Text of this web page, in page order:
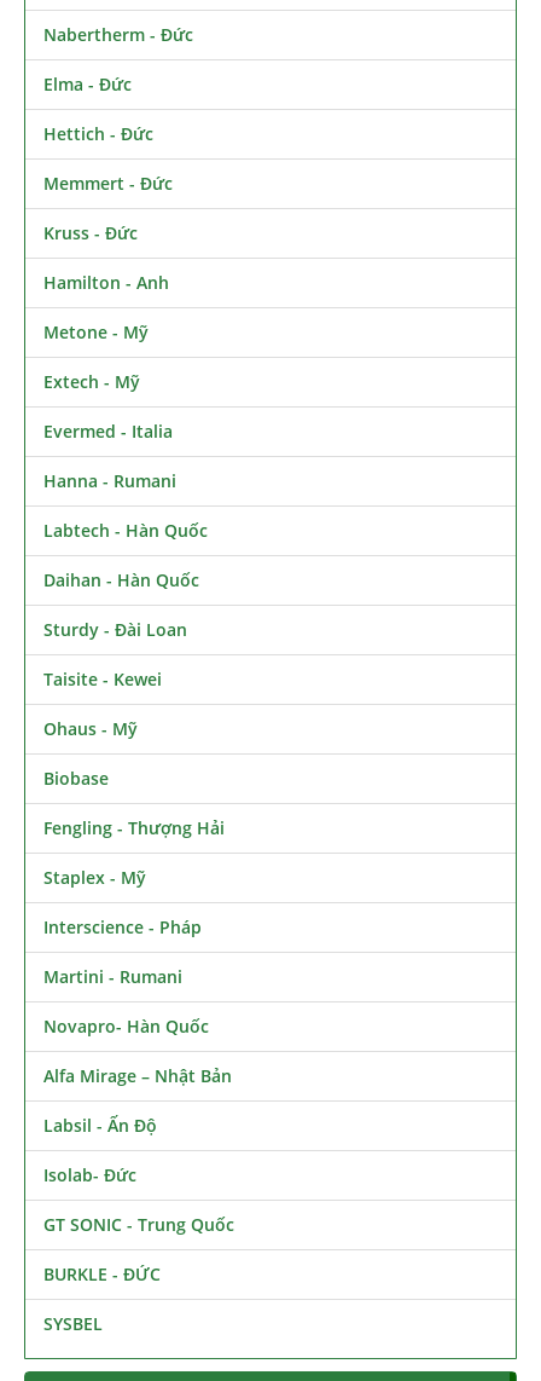
Nabertherm - Đức
Elma - Đức
Hettich - Đức
Memmert - Đức
Kruss - Đức
Hamilton - Anh
Metone - Mỹ
Extech - Mỹ
Evermed - Italia
Hanna - Rumani
Labtech - Hàn Quốc
Daihan - Hàn Quốc
Sturdy - Đài Loan
Taisite - Kewei
Ohaus - Mỹ
Biobase
Fengling - Thượng Hải
Staplex - Mỹ
Interscience - Pháp
Martini - Rumani
Novapro- Hàn Quốc
Alfa Mirage – Nhật Bản
Labsil - Ấn Độ
Isolab- Đức
GT SONIC - Trung Quốc
BURKLE - ĐỨC
SYSBEL